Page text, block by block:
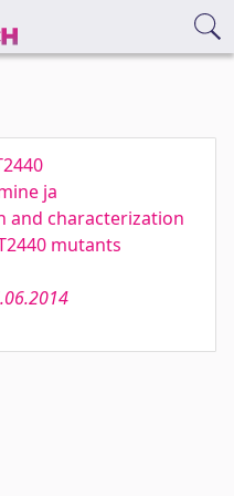
ja
and characterization
mutants